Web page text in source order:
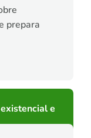
prepara
e